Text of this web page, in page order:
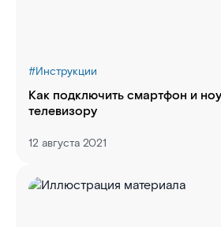
#Инструкции
Как подключить смартфон и
телевизору
12 августа 2021